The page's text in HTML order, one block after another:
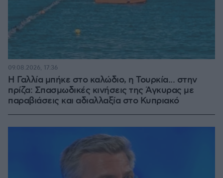
Η Γαλλία μπήκε στο καλώδιο, η Τουρκία... στην
πρίζα: Σπασμωδικές κινήσεις της Άγκυρας με
παραβιάσεις και αδιαλλαξία στο Κυπριακό
09.08.2026, 17:36